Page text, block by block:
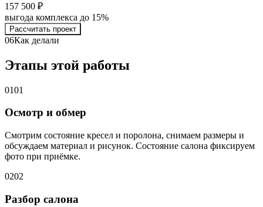
157 500 ₽
выгода комплекса до 15%
Рассчитать проект
06Как делали
Этапы этой работы
0101
Осмотр и обмер
Смотрим состояние кресел и поролона, снимаем размеры и
обсуждаем материал и рисунок. Состояние салона фиксируем
фото при приёмке.
0202
Разбор салона